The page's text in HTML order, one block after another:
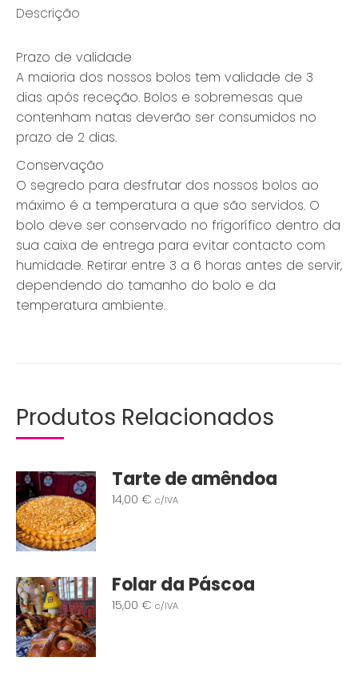
Descrição
Prazo de validade
A maioria dos nossos bolos tem validade de 3
dias após receção. Bolos e sobremesas que
contenham natas deverão ser consumidos no
prazo de 2 dias.
Conservação
O segredo para desfrutar dos nossos bolos ao
máximo é a temperatura a que são servidos. O
bolo deve ser conservado no frigorífico dentro da
sua caixa de entrega para evitar contacto com
humidade. Retirar entre 3 a 6 horas antes de servir,
dependendo do tamanho do bolo e da
temperatura ambiente.
Produtos Relacionados
Tarte de amêndoa
14,00 € c/IVA
Folar da Páscoa
15,00 € c/IVA